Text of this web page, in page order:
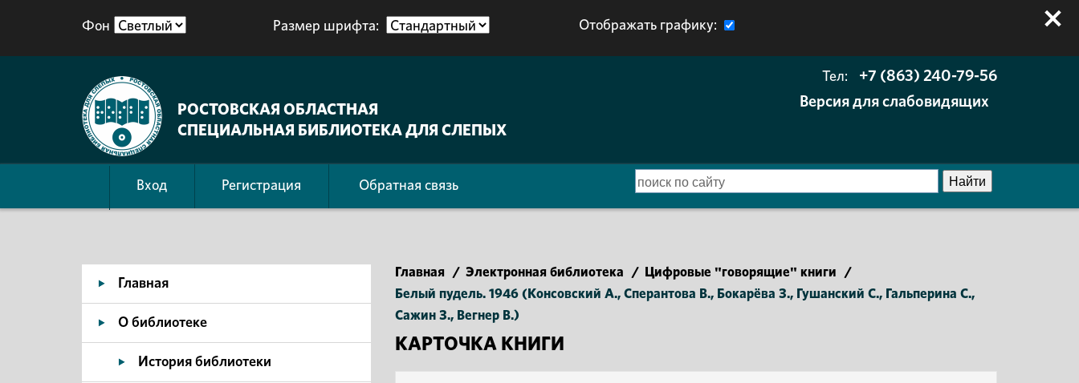
Фон Размер шрифта: Отображать графику:
РОСТОВСКАЯ ОБЛАСТНАЯ
СПЕЦИАЛЬНАЯ БИБЛИОТЕКА ДЛЯ СЛЕПЫХ
Тел:
+7 (863) 240-79-56
Версия для слабовидящих
Вход Регистрация Обратная связь
Главная
О библиотеке
История библиотеки
Главная / Электронная библиотека / Цифровые "говорящие" книги
/
Белый пудель. 1946 (Консовский А., Сперантова В., Бокарёва З., Гушанский С., Гальперина С.,
Сажин З., Вегнер В.)
КАРТОЧКА КНИГИ